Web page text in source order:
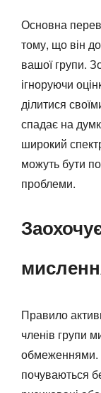
Основна
тому, що він
вашої групи.
ігноруючи
ділитися
спадає на
широкий
можуть бути
проблеми.
Правило
членів групи
обмеженнями.
почуваються